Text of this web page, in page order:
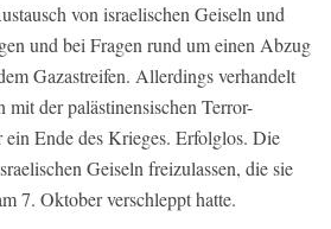
von israelischen Geiseln und
und bei Fragen rund um einen Abzug
Gazastreifen. Allerdings verhandelt
mit der palästinensischen Terror-
ein Ende des Krieges. Erfolglos. Die
Geiseln freizulassen, die sie
7. Oktober verschleppt hatte.